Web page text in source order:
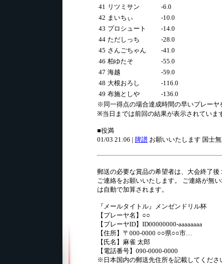
41
リツミサン
-6.0
42 まいちぃ
-10.0
43 プロシュート
-14.0
44 ただしっち
-28.0
45 さんごちゃん
-41.0
46 柏ゆたそ
-55.0
47 海越
-59.0
48 大根おろし
-116.0
49 布施としや
-136.0
※同一得点の場合達成時間の早いプレーヤ
※当日までは前回の結果が表示されていま
■役満
01/03 21:06 | 牌譜 お願いいたします 国士
郵送の必要な賞品の希望者は、大会終了後
ご連絡をお願いいたします。 ご連絡が無
は自動で加算されます。
『メールタイトル』メンゼンドリル杯
【プレーヤ名】○○
【プレーヤID】ID00000000-aaaaaaaa
【住所】〒000-0000 ○○県○○市…
【氏名】麻雀 太郎
【電話番号】090-0000-0000
※日本国内の郵送先住所を記載してくださ